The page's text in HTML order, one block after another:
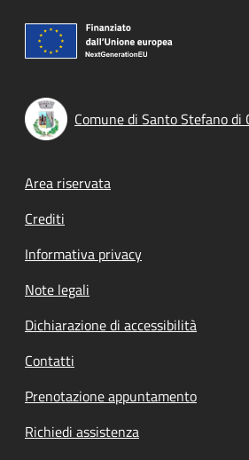
Comune di Santo Stefano di
Footer menu
Area riservata
Crediti
Informativa privacy
Note legali
Dichiarazione di accessibilità
Contatti
Prenotazione appuntamento
Richiedi assistenza